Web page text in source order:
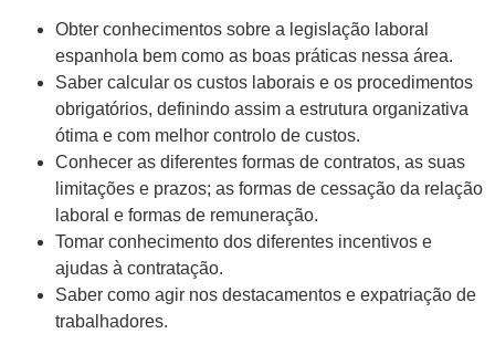
Obter conhecimentos sobre a legislação laboral
espanhola bem como as boas práticas nessa área.
Saber calcular os custos laborais e os procedimentos
obrigatórios, definindo assim a estrutura organizativa
ótima e com melhor controlo de custos.
Conhecer as diferentes formas de contratos, as suas
limitações e prazos; as formas de cessação da relação
laboral e formas de remuneração.
Tomar conhecimento dos diferentes incentivos e
ajudas à contratação.
Saber como agir nos destacamentos e expatriação de
trabalhadores.